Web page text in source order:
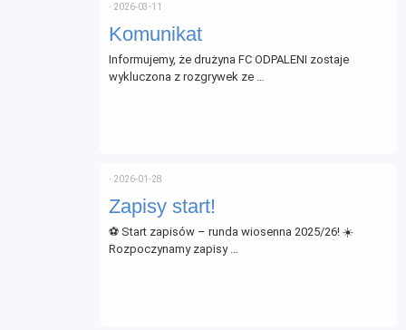
Komunikat
⋅ 2026-03-11
Informujemy, że drużyna FC ODPALENI zostaje
wykluczona z rozgrywek ze …
Zapisy start!
⋅ 2026-01-28
⚽ Start zapisów – runda wiosenna 2025/26! ☀️
Rozpoczynamy zapisy …